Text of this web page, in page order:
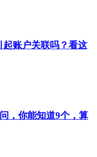
账户关联吗？看这
，你能知道9个，算